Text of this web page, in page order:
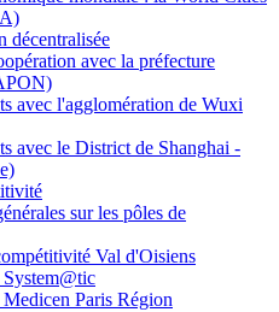
décentralisée
avec la préfecture
avec l'agglomération de Wuxi
avec le District de Shanghai -
sur les pôles de
Val d'Oisiens
Paris Région